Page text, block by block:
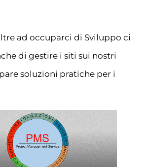
ad occuparci di Sviluppo ci
di gestire i siti sui nostri
soluzioni pratiche per i